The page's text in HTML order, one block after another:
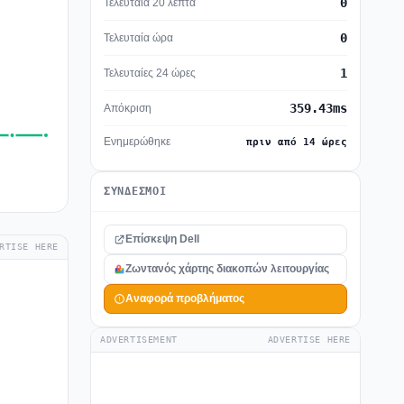
HERE
Τελευταία ώρα 0
Τελευταίες 24 ώρες 1
Απόκριση 359.43ms
Ενημερώθηκε πριν από 14 ώρες
ΣΎΝΔΕΣΜΟΙ
Επίσκεψη Dell
Ζωντανός χάρτης διακοπών λειτουργίας
Αναφορά προβλήματος
ADVERTISEMENT ADVERTISE HERE